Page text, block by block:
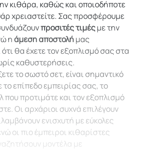
κιθάρα, καθώς και οποιοδήποτε
χρειαστείτε. Σας προσφέρουμε
προσιτές τιμέςμε την
ηάμεση αποστολήμας
θα έχετε τον εξοπλισμό σας στα
καθυστερήσεις.
το σωστό σετ, είναι σημαντικό
το επίπεδο εμπειρίας σας, το
που προτιμάτε και τον εξοπλισμό
Οι αρχάριοι συχνά επιλέγουν
ενισχυτή με εύκολες
οι πιο έμπειροι κιθαρίστες
μοντέλα με